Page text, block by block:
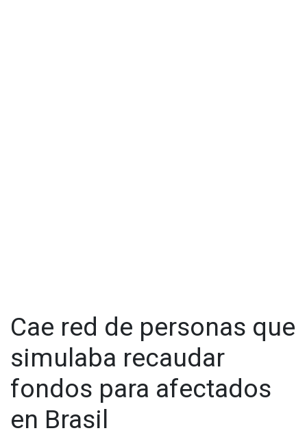
Cae red de personas que
simulaba recaudar
fondos para afectados
en Brasil